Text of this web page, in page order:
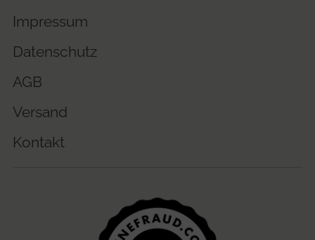
Impressum
Datenschutz
AGB
Versand
Kontakt